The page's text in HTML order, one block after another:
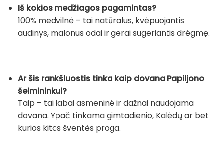
Iš kokios medžiagos pagamintas?
100% medvilnė – tai natūralus, kvėpuojantis
audinys, malonus odai ir gerai sugeriantis drėgmę.
Ar šis rankšluostis tinka kaip dovana Papiljono
šeimininkui?
Taip – tai labai asmeninė ir dažnai naudojama
dovana. Ypač tinkama gimtadienio, Kalėdų ar bet
kurios kitos šventės proga.